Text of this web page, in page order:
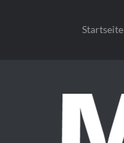
Startseite